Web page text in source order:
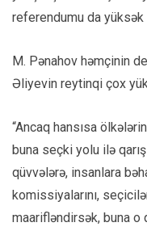
referendumu da
M. Pənahov həmçinin
Əliyevin reytinqi çox
“Ancaq hansısa
buna seçki yolu ilə
qüvvələrə, insanlara
komissiyalarını,
maarifləndirsək, buna o